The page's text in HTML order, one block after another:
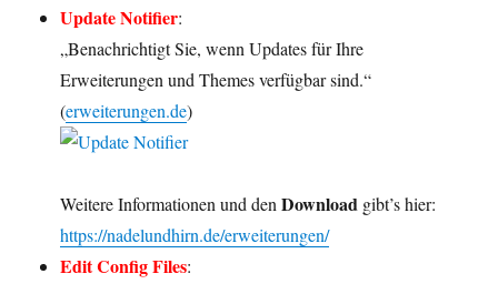
Update Notifier:
„Benachrichtigt Sie, wenn Updates für Ihre
Erweiterungen und Themes verfügbar sind.“
(erweiterungen.de)
Weitere Informationen und denDownload gibt’s hier:
https://nadelundhirn.de/erweiterungen/
Edit Config Files: